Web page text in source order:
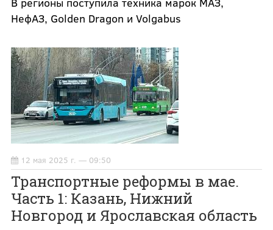
НефАЗ, Golden Dragon и Volgabus
12 мая 2025 г. — 09:50
Транспортные реформы в мае.
Часть 1: Казань, Нижний
Новгород и Ярославская область